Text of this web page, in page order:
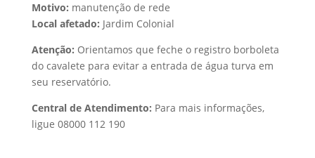
Motivo: manutenção de rede
Local afetado: Jardim Colonial
Atenção: Orientamos que feche o registro borboleta
do cavalete para evitar a entrada de água turva em
seu reservatório.
Central de Atendimento: Para mais informações,
ligue 08000 112 190